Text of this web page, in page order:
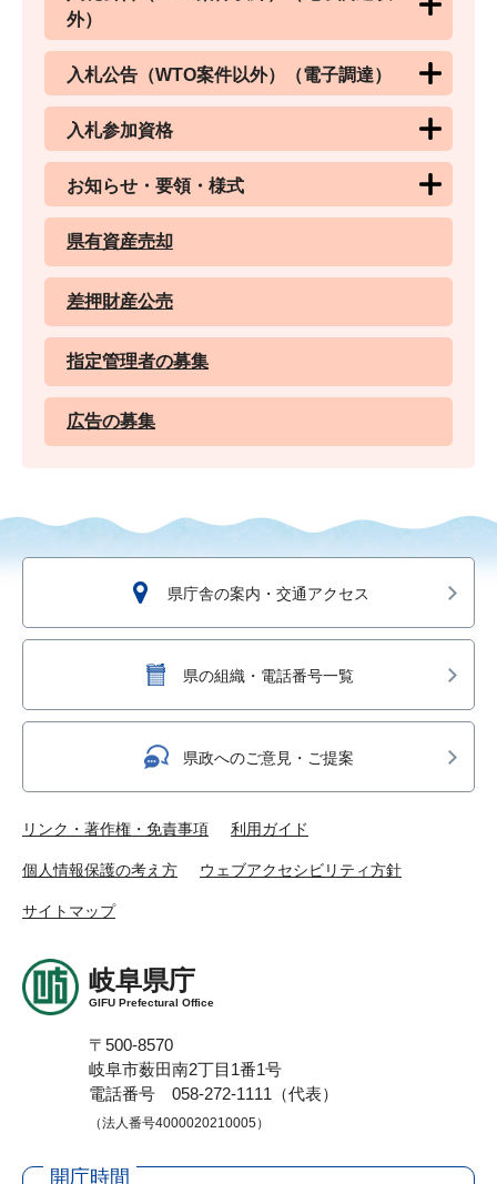
外）
入札公告（WTO案件以外）（電子調達）
入札参加資格
お知らせ・要領・様式
県有資産売却
差押財産公売
指定管理者の募集
広告の募集
県庁舎の案内・交通アクセス
県の組織・電話番号一覧
県政へのご意見・ご提案
リンク・著作権・免責事項 利用ガイド
個人情報保護の考え方 ウェブアクセシビリティ方針
サイトマップ
岐阜県庁
GIFU Prefectural Office
〒500-8570
岐阜市薮田南2丁目1番1号
電話番号 058-272-1111（代表）
（法人番号4000020210005）
開庁時間